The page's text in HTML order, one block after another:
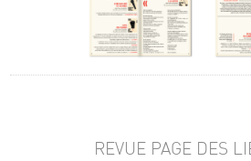
REVUE PAGE DES